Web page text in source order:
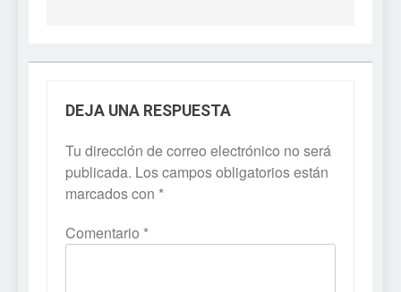
DEJA UNA RESPUESTA
Tu dirección de correo electrónico no será
publicada. Los campos obligatorios están
marcados con *
Comentario *